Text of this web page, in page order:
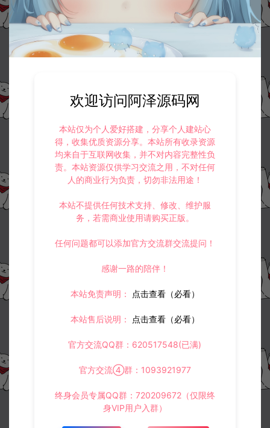
欢迎访问阿泽源码网
本站仅为个人爱好搭建，分享个人建站心
得，收集优质资源分享。本站所有收录资源
均来自于互联网收集，并不对内容完整性负
责。本站资源仅供学习交流之用，不对任何
人的商业行为负责，切勿非法用途！
本站不提供任何技术支持、修改、维护服
务，若需商业使用请购买正版。
任何问题都可以添加官方交流群交流提问！
感谢一路的陪伴！
本站免责声明： 点击查看（必看）
本站售后说明： 点击查看（必看）
官方交流QQ群：620517548(已满)
官方交流④群：1093921977
终身会员专属QQ群：720209672（仅限终
身VIP用户入群）